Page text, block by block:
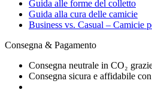
Guida alle forme del colletto
Guida alla cura delle camicie
Business vs. Casual – Camicie
Consegna & Pagamento
Consegna neutrale in CO₂
Consegna sicura e affidabile